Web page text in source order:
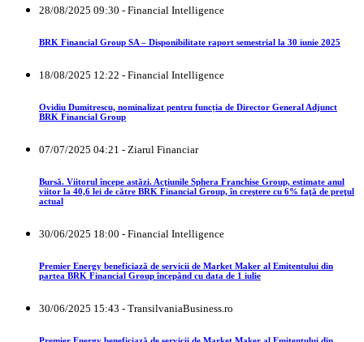
28/08/2025 09:30 - Financial Intelligence
BRK Financial Group SA – Disponibilitate raport semestrial la 30 iunie 2025
18/08/2025 12:22 - Financial Intelligence
Ovidiu Dumitrescu, nominalizat pentru funcția de Director General Adjunct
BRK Financial Group
07/07/2025 04:21 - Ziarul Financiar
Bursă. Viitorul începe astăzi. Acţiunile Sphera Franchise Group, estimate anul
viitor la 40,6 lei de către BRK Financial Group, în creştere cu 6% faţă de preţul
actual
30/06/2025 18:00 - Financial Intelligence
Premier Energy beneficiază de servicii de Market Maker al Emitentului din
partea BRK Financial Group începând cu data de 1 iulie
30/06/2025 15:43 - TransilvaniaBusiness.ro